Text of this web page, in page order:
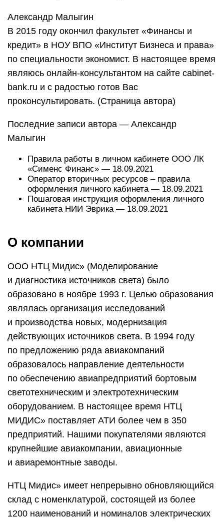
Александр Малыгин
В 2015 году окончил факультет «Финансы и
кредит» в НОУ ВПО «Институт Бизнеса и права»
по специальности экономист. В настоящее время
являюсь онлайн-консультантом на сайте cabinet-
bank.ru и с радостью готов Вас
проконсультировать. (Страница автора)
Последние записи автора — Александр
Малыгин
Правила работы в личном кабинете ООО ЛК
«Сименс Финанс» — 18.09.2021
Оператор вторичных ресурсов – правила
оформления личного кабинета — 18.09.2021
Пошаговая инструкция оформления личного
кабинета НИИ Эврика — 18.09.2021
О компании
ООО НТЦ Мидис» (Моделирование
и диагностика источников света) было
образовано в ноябре 1993 г. Целью образования
являлась организация исследований
и производства новых, модернизация
действующих источников света. В 1994 году
по предложению ряда авиакомпаний
образовалось направление деятельности
по обеспечению авиапредприятий бортовым
светотехническим и электротехническим
оборудованием. В настоящее время НТЦ
МИДИС» поставляет АТИ более чем в 350
предприятий. Нашими покупателями являются
крупнейшие авиакомпании, авиационные
и авиаремонтные заводы.
НТЦ Мидис» имеет непрерывно обновляющийся
склад с номенклатурой, состоящей из более
1200 наименований и номиналов электрических